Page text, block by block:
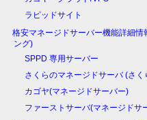
ラピッドサイト
格安マネージドサーバー機能詳細情
ング)
SPPD 専用サーバー
さくらのマネージドサーバ (さ
カゴヤ(マネージドサーバー)
ファーストサーバ(マネージドサ